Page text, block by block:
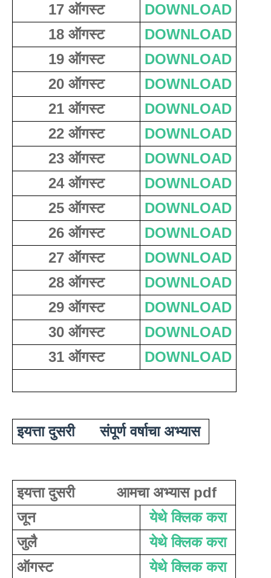
17 ऑगस्ट
DOWNLOAD
18 ऑगस्ट
DOWNLOAD
19 ऑगस्ट
DOWNLOAD
20 ऑगस्ट
DOWNLOAD
21 ऑगस्ट
DOWNLOAD
22 ऑगस्ट
DOWNLOAD
23 ऑगस्ट
DOWNLOAD
24 ऑगस्ट
DOWNLOAD
25 ऑगस्ट
DOWNLOAD
26 ऑगस्ट
DOWNLOAD
27 ऑगस्ट
DOWNLOAD
28 ऑगस्ट
DOWNLOAD
29 ऑगस्ट
DOWNLOAD
30 ऑगस्ट
DOWNLOAD
31 ऑगस्ट
DOWNLOAD
इयत्ता दुसरी      संपूर्ण वर्षाचा अभ्यास
इयत्ता दुसरी          आमचा अभ्यास pdf
जून
येथे क्लिक करा
जुलै
येथे क्लिक करा
ऑगस्ट
येथे क्लिक करा